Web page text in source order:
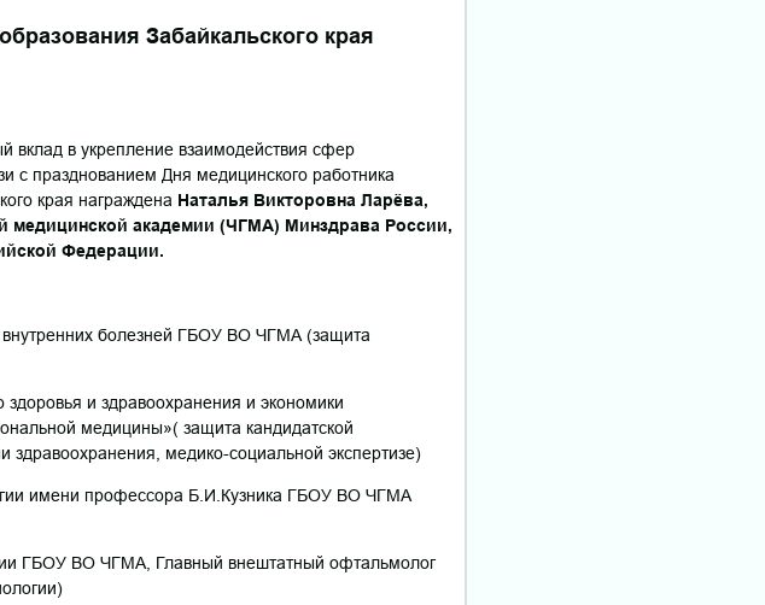
Забайкальского края
вклад в укрепление взаимодействия сфер
с празднованием Дня медицинского работника
края награждена Наталья Викторовна Ларёва,
медицинской академии (ЧГМА) Минздрава России,
Федерации.
болезней ГБОУ ВО ЧГМА (защита
и здравоохранения и экономики
медицины»( защита кандидатской
медико-социальной экспертизе)
имени профессора Б.И.Кузника ГБОУ ВО ЧГМА
ГБОУ ВО ЧГМА, Главный внештатный офтальмолог